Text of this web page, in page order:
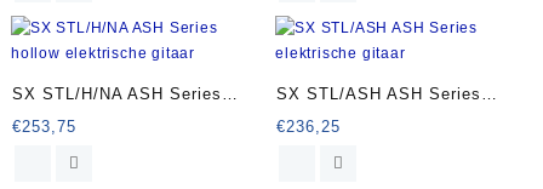
SX STL/H/NA ASH Series
hollow elektrische gitaar
€253,75
SX STL/ASH ASH Series
elektrische gitaar
€236,25